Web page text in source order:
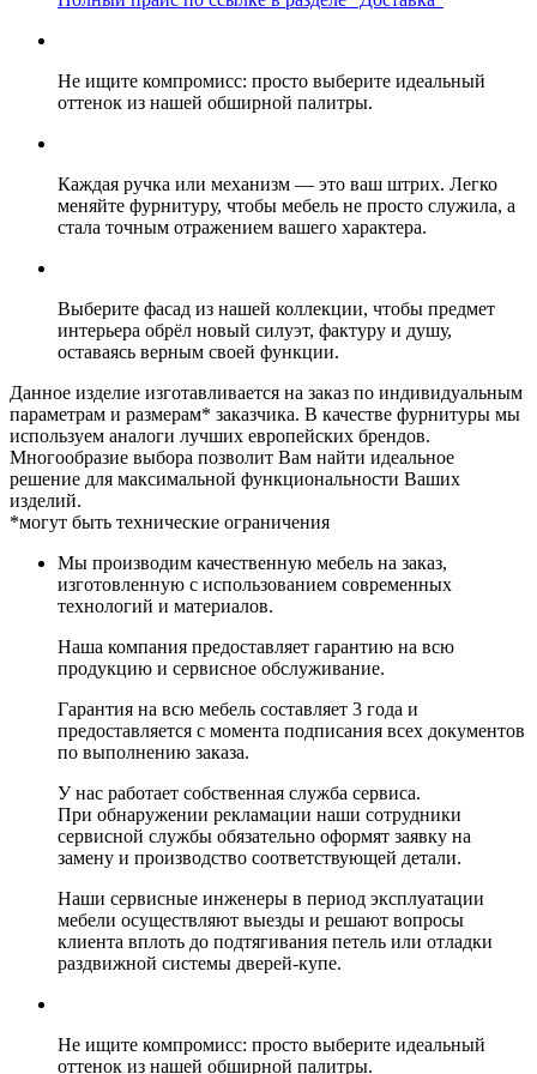
Не ищите компромисс: просто выберите идеальный
оттенок из нашей обширной палитры.
Каждая ручка или механизм — это ваш штрих. Легко
меняйте фурнитуру, чтобы мебель не просто служила, а
стала точным отражением вашего характера.
Выберите фасад из нашей коллекции, чтобы предмет
интерьера обрёл новый силуэт, фактуру и душу,
оставаясь верным своей функции.
Данное изделие изготавливается на заказ по индивидуальным
параметрам и размерам* заказчика. В качестве фурнитуры мы
используем аналоги лучших европейских брендов.
Многообразие выбора позволит Вам найти идеальное
решение для максимальной функциональности Ваших
изделий.
*могут быть технические ограничения
Мы производим качественную мебель на заказ,
изготовленную с использованием современных
технологий и материалов.
Наша компания предоставляет гарантию на всю
продукцию и сервисное обслуживание.
Гарантия на всю мебель составляет 3 года и
предоставляется с момента подписания всех документов
по выполнению заказа.
У нас работает собственная служба сервиса.
При обнаружении рекламации наши сотрудники
сервисной службы обязательно оформят заявку на
замену и производство соответствующей детали.
Наши сервисные инженеры в период эксплуатации
мебели осуществляют выезды и решают вопросы
клиента вплоть до подтягивания петель или отладки
раздвижной системы дверей-купе.
Не ищите компромисс: просто выберите идеальный
оттенок из нашей обширной палитры.